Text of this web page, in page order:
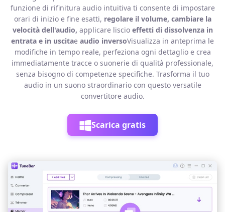
funzione di rifinitura audio intuitiva ti consente di impostare
orari di inizio e fine esatti, regolare il volume, cambiare la
velocità dell'audio, applicare liscio effetti di dissolvenza in
entrata e in uscitae audio inversoVisualizza in anteprima le
modifiche in tempo reale, perfeziona ogni dettaglio e crea
immediatamente tracce o suonerie di qualità professionale,
senza bisogno di competenze specifiche. Trasforma il tuo
audio in un suono straordinario con questo versatile
convertitore audio.
Scarica gratis